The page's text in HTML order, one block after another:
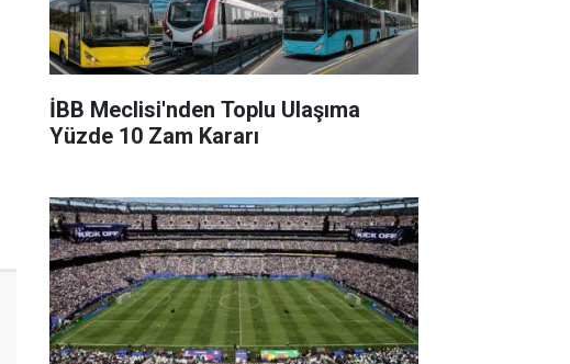
İBB Meclisi'nden Toplu Ulaşıma
Yüzde 10 Zam Kararı